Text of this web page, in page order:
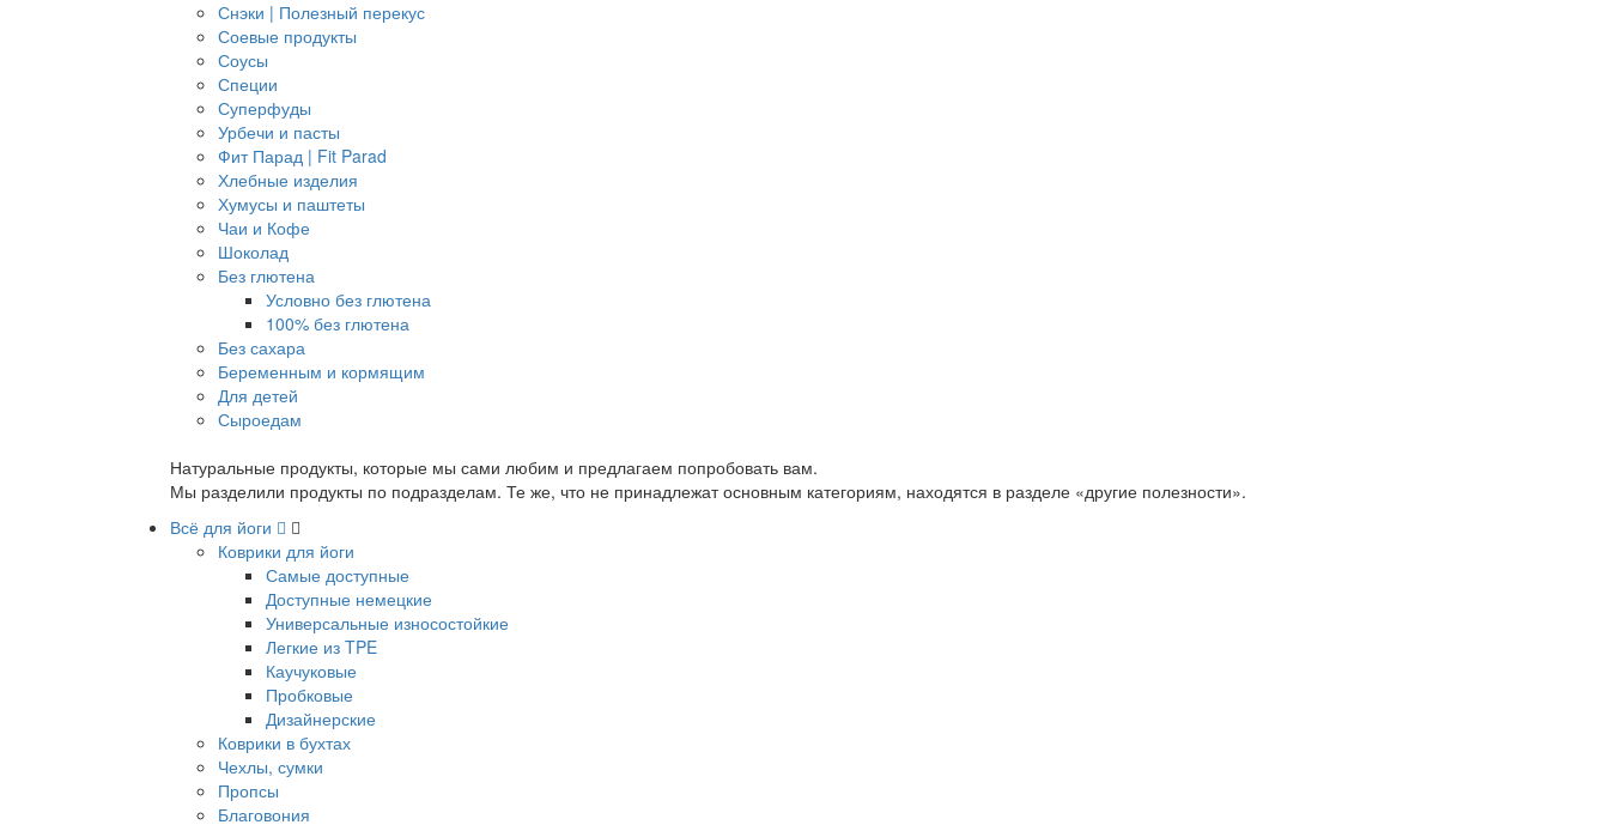
Снэки | Полезный перекус
Соевые продукты
Соусы
Специи
Суперфуды
Урбечи и пасты
Фит Парад | Fit Parad
Хлебные изделия
Хумусы и паштеты
Чаи и Кофе
Шоколад
Без глютена
Условно без глютена
100% без глютена
Без сахара
Беременным и кормящим
Для детей
Сыроедам
Натуральные продукты, которые мы сами любим и предлагаем попробовать вам.
Мы разделили продукты по подразделам. Те же, что не принадлежат основным категориям, находятся в разделе «другие полезности».
Всё для йоги
Коврики для йоги
Самые доступные
Доступные немецкие
Универсальные износостойкие
Легкие из TPE
Каучуковые
Пробковые
Дизайнерские
Коврики в бухтах
Чехлы, сумки
Пропсы
Благовония